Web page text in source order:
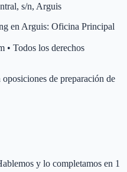
s/n, Arguis
en Arguis: Oficina Principal
• Todos los derechos
de preparación de
y lo completamos en 1